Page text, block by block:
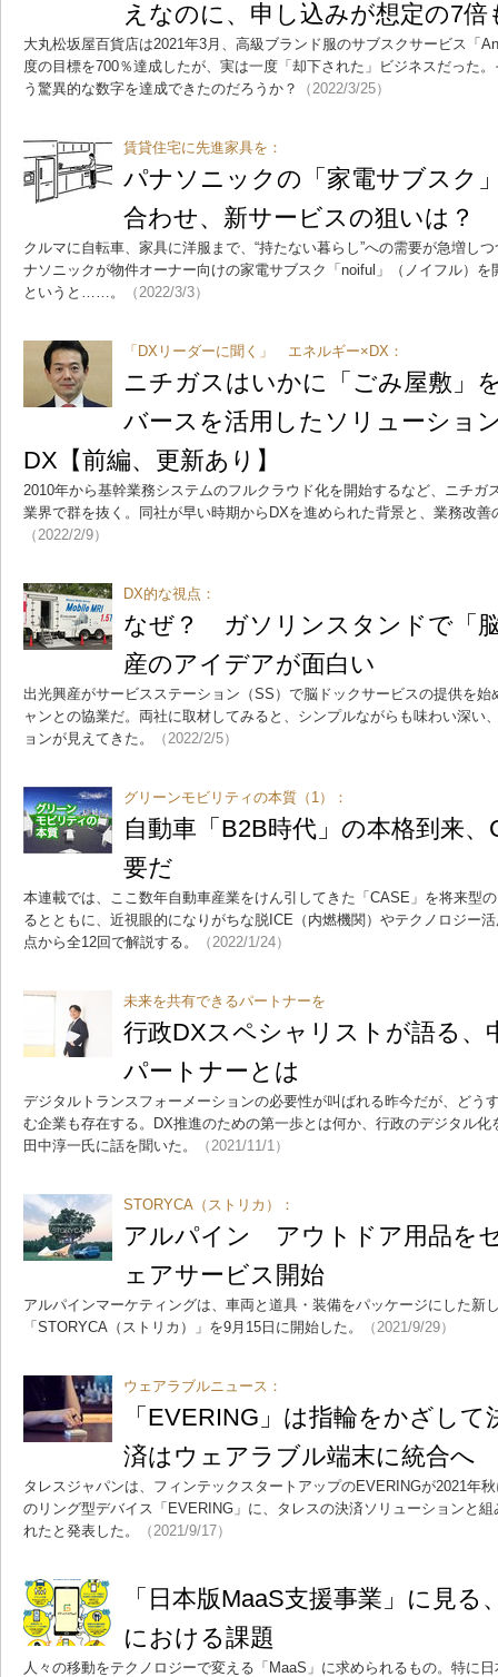
えなのに、申し込みが想定の7
大丸松坂屋百貨店は2021年3月、高級ブランド服のサブスクサービス「
度の目標を700％達成したが、実は一度「却下された」ビジネスだった
う驚異的な数字を達成できたのだろうか？
（2022/3/25）
賃貸住宅に先進家具を：
パナソニックの「家電サブスク
合わせ、新サービスの狙いは？
クルマに自転車、家具に洋服まで、“持たない暮らし”への需要が急増し
ナソニックが物件オーナー向けの家電サブスク「noiful」（ノイフル）
というと……。
（2022/3/3）
「DXリーダーに聞く」 エネルギー×DX：
ニチガスはいかに「ごみ屋敷
バースを活用したソリューショ
DX【前編、更新あり】
2010年から基幹業務システムのフルクラウド化を開始するなど、ニチガ
業界で群を抜く。同社が早い時期からDXを進められた背景と、業務改
（2022/2/9）
DX的な視点：
なぜ？ ガソリンスタンドで「
産のアイデアが面白い
出光興産がサービスステーション（SS）で脳ドックサービスの提供を
ャンとの協業だ。両社に取材してみると、シンプルながらも味わい深い
ョンが見えてきた。
（2022/2/5）
グリーンモビリティの本質（1）：
自動車「B2B時代」の本格到来
要だ
本連載では、ここ数年自動車産業をけん引してきた「CASE」を将来型
るとともに、近視眼的になりがちな脱ICE（内燃機関）やテクノロジー
点から全12回で解説する。
（2022/1/24）
未来を共有できるパートナーを
行政DXスペシャリストが語る、
パートナーとは
デジタルトランスフォーメーションの必要性が叫ばれる昨今だが、どう
む企業も存在する。DX推進のための第一歩とは何か、行政のデジタル
田中淳一氏に話を聞いた。
（2021/11/1）
STORYCA（ストリカ）：
アルパイン アウトドア用品を
ェアサービス開始
アルパインマーケティングは、車両と道具・装備をパッケージにした新
「STORYCA（ストリカ）」を9月15日に開始した。
（2021/9/29）
ウェアラブルニュース：
「EVERING」は指輪をかざし
済はウェアラブル端末に統合へ
タレスジャパンは、フィンテックスタートアップのEVERINGが2021年
のリング型デバイス「EVERING」に、タレスの決済ソリューションと
れたと発表した。
（2021/9/17）
「日本版MaaS支援事業」に見
における課題
人々の移動をテクノロジーで変える「MaaS」に求められるもの。特に